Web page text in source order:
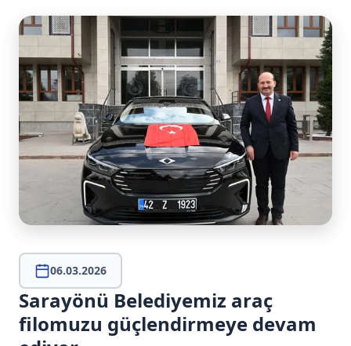
06.03.2026
Sarayönü Belediyemiz araç
filomuzu güçlendirmeye devam